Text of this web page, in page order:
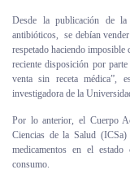
Desde la publicación de
antibióticos, se debían
respetado haciendo imposible
reciente disposición por
venta sin receta médica”,
investigadora de la
Por lo anterior, el Cuerpo
Ciencias de la Salud
medicamentos en el
consumo.